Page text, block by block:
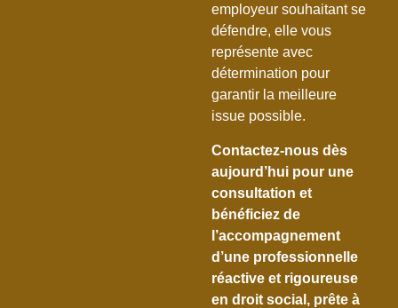
employeur souhaitant se
défendre, elle vous
représente avec
détermination pour
garantir la meilleure
issue possible.
Contactez-nous dès
aujourd’hui pour une
consultation et
bénéficiez de
l’accompagnement
d’une professionnelle
réactive et rigoureuse
en droit social, prête à